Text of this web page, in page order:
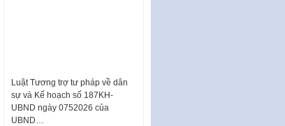
sự và Kế hoạch số 187KH-
UBND ngày 0752026 của
UBND…